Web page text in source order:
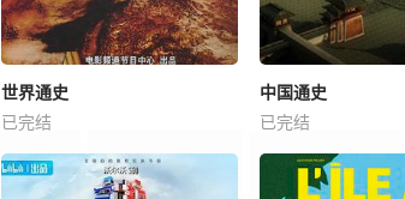
世界通史
已完结
中国通史
已完结